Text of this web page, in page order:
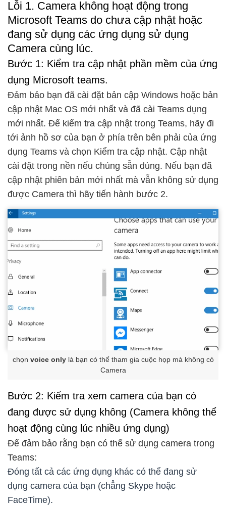
Lỗi 1. Camera không hoạt động trong
Microsoft Teams do chưa cập nhật hoặc
đang sử dụng các ứng dụng sử dụng
Camera cùng lúc.
Bước 1: Kiểm tra cập nhật phần mềm của ứng
dụng Microsoft teams.
Đảm bảo bạn đã cài đặt bản cập Windows hoặc bản
cập nhật Mac OS mới nhất và đã cài Teams dụng
mới nhất. Để kiểm tra cập nhật trong Teams, hãy đi
tới ảnh hồ sơ của bạn ở phía trên bên phải của ứng
dụng Teams và chọn Kiểm tra cập nhật. Cập nhật
cài đặt trong nền nếu chúng sẵn dùng. Nếu bạn đã
cập nhật phiên bản mới nhất mà vẫn không sử dụng
được Camera thì hãy tiến hành bước 2.
chọn voice onlylà bạn có thể tham gia cuộc họp mà không có
Camera
Bước 2: Kiểm tra xem camera của bạn có
đang được sử dụng không (Camera không thể
hoạt động cùng lúc nhiều ứng dụng)
Để đảm bảo rằng bạn có thể sử dụng camera trong
Teams:
Đóng tất cả các ứng dụng khác có thể đang sử
dụng camera của bạn (chẳng Skype hoặc
FaceTime).